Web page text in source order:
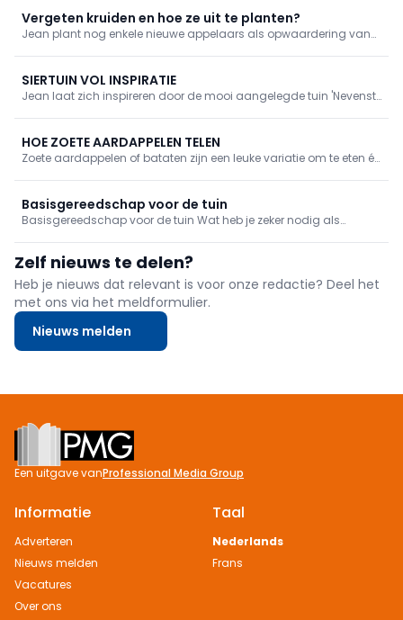
Vergeten kruiden en hoe ze uit te planten?
Jean plant nog enkele nieuwe appelaars als opwaardering van
SIERTUIN VOL INSPIRATIE
Jean laat zich inspireren door de mooi aangelegde tuin 'Nevenst
HOE ZOETE AARDAPPELEN TELEN
Zoete aardappelen of bataten zijn een leuke variatie om te eten én
Basisgereedschap voor de tuin
Basisgereedschap voor de tuin Wat heb je zeker nodig als
tuinschuur moet hebben staan.
Zelf nieuws te delen?
Heb je nieuws dat relevant is voor onze redactie? Deel het
met ons via het meldformulier.
Nieuws melden
Footer
Een uitgave vanProfessional Media Group
Informatie
Adverteren
Nieuws melden
Vacatures
Over ons
Taal
Nederlands
Frans